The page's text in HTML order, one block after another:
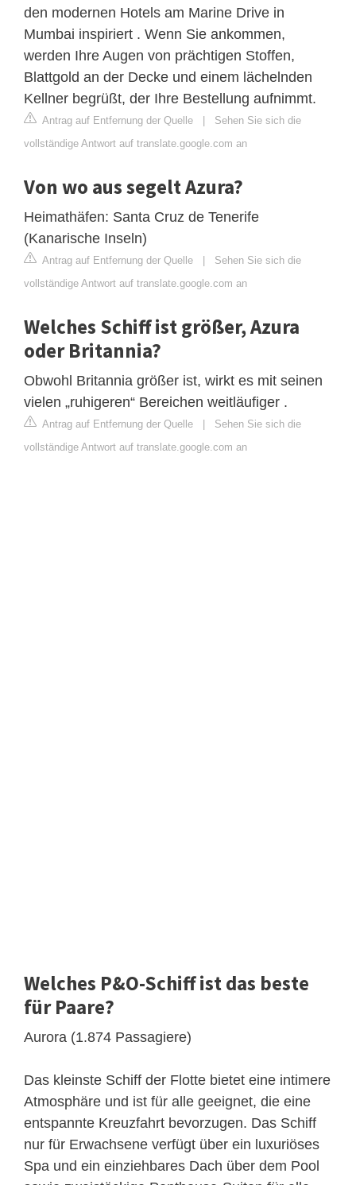
den modernen Hotels am Marine Drive in
Mumbai inspiriert . Wenn Sie ankommen,
werden Ihre Augen von prächtigen Stoffen,
Blattgold an der Decke und einem lächelnden
Kellner begrüßt, der Ihre Bestellung aufnimmt.
Antrag auf Entfernung der Quelle | Sehen Sie sich die
vollständige Antwort auf translate.google.com an
Von wo aus segelt Azura?
Heimathäfen: Santa Cruz de Tenerife
(Kanarische Inseln)
Antrag auf Entfernung der Quelle | Sehen Sie sich die
vollständige Antwort auf translate.google.com an
Welches Schiff ist größer, Azura
oder Britannia?
Obwohl Britannia größer ist, wirkt es mit seinen
vielen „ruhigeren“ Bereichen weitläufiger .
Antrag auf Entfernung der Quelle | Sehen Sie sich die
vollständige Antwort auf translate.google.com an
Welches P&O-Schiff ist das beste
für Paare?
Aurora (1.874 Passagiere)
Das kleinste Schiff der Flotte bietet eine intimere
Atmosphäre und ist für alle geeignet, die eine
entspannte Kreuzfahrt bevorzugen. Das Schiff
nur für Erwachsene verfügt über ein luxuriöses
Spa und ein einziehbares Dach über dem Pool